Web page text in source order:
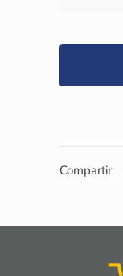
Compartir